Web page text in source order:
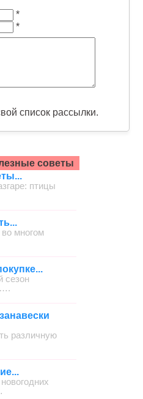
*
*
список рассылки.
советы
птицы
многом
сезон
различную